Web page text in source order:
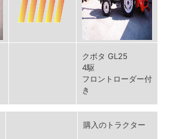
クボタ GL25
4駆
フロントローダー付
き
購入のトラクター